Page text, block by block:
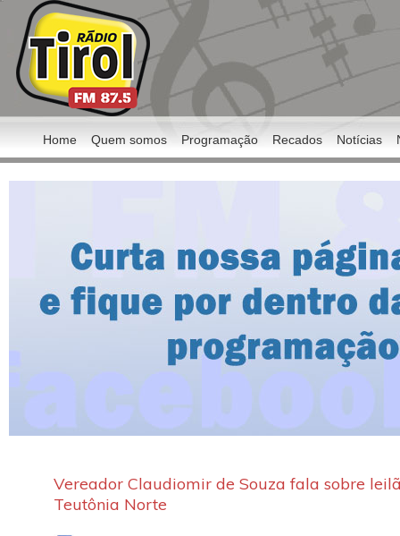
Home Quem somos Programação Recados Notícias
Vereador Claudiomir de Souza fala sobre
Teutônia Norte